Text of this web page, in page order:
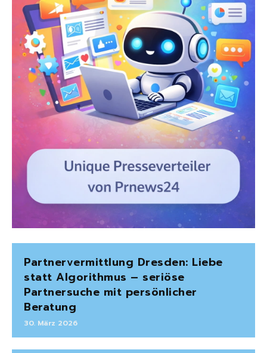
Partnervermittlung Dresden: Liebe
statt Algorithmus – seriöse
Partnersuche mit persönlicher
Beratung
30. März 2026